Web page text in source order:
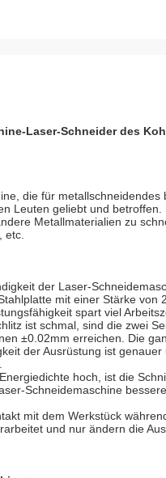
Laser-Schneider des
die für
Leuten geliebt und
Metallmaterialien zu
etc.
der Laser-
mit einer Stärke von
spart viel
ist schmal, sind die zwei
±0.02mm erreichen. Die
der Ausrüstung ist
hoch, ist die
Schneidemaschine
mit dem Werkstück
und nur ändern die